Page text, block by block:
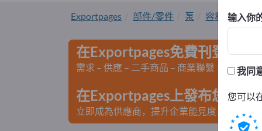
Exportpages 部件/零件 泵 容积式泵
在Exportpages免費刊登廣告
需求 – 供應 – 二手商品 – 商業聯繫 >> 由此開
在Exportpages上發布您的公
立即成為供應商，提升企業能見度>> 點此發
输入你
我同
您可以